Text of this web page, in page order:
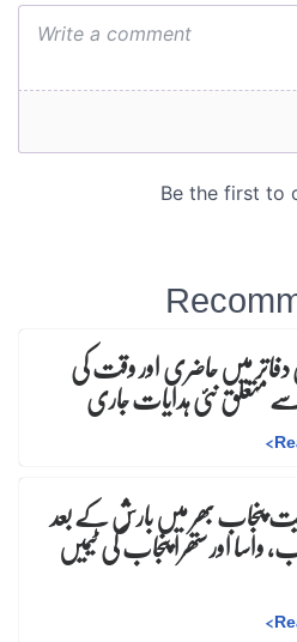
میں حاضری اور وقت کی
متعلق نئی ہدایات جاری
>
پنجاب بھر میں بارش کے بعد
واسا اور ستھرا پنجاب کی ٹیمیں
>